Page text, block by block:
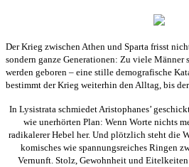
Der Krieg zwischen Athen und Sparta frisst
sondern ganze Generationen: Zu viele
werden geboren – eine stille demografische
bestimmt der Krieg weiterhin den Alltag, bis
In Lysistrata schmiedet Aristophanes’
wie unerhörten Plan: Wenn Worte nichts
radikalerer Hebel her. Und plötzlich steht die
komisches wie spannungsreiches Ringen
Vernunft. Stolz, Gewohnheit und